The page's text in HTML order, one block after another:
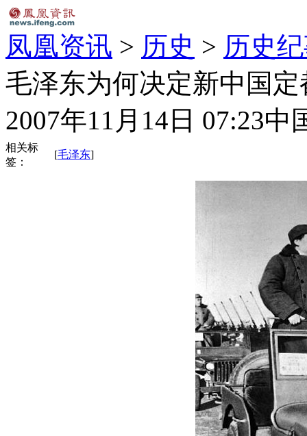
凤凰资讯 > 历史 > 历史
毛泽东为何决定新中国
2007年11月14日 07:23中
相关标
签：
[毛泽东]